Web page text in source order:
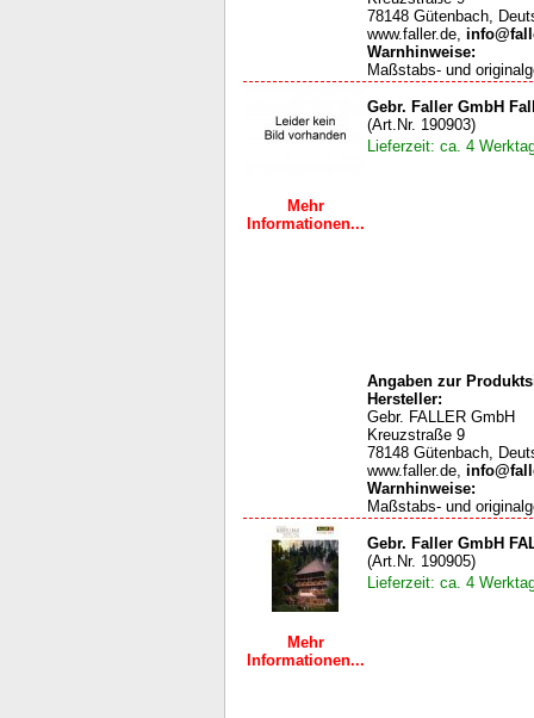
78148 Gütenbach,
www.faller.de,
Warnhinweise:
Maßstabs- und
Mehr
Informationen...
Gebr. Faller GmbH
(Art.Nr. 190903)
Lieferzeit: ca. 4
Angaben zur
Hersteller:
Gebr. FALLER GmbH
Kreuzstraße 9
78148 Gütenbach,
www.faller.de,
Warnhinweise:
Maßstabs- und
Mehr
Informationen...
Gebr. Faller GmbH
(Art.Nr. 190905)
Lieferzeit: ca. 4